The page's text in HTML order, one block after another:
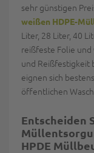
sehr günstigen
weißen HDPE-
Liter, 28 Liter, 40
reißfeste Folie
und Reißfestigkeit
eignen sich
öffentlichen
Entscheiden
HPDE